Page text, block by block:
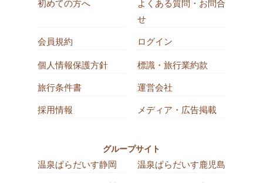
初めての方へ
よくある質問・お問合
せ
会員規約 ログイン
個人情報保護方針 標識・旅行業約款
旅行条件書 運営会社
採用情報 メディア・広告掲載
グループサイト
温泉ぱらだいす静岡 温泉ぱらだいす鹿児島